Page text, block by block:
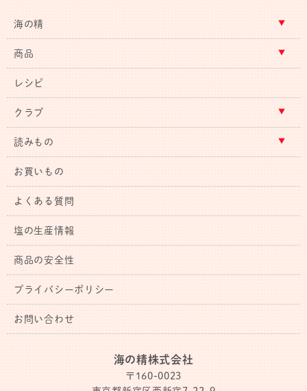
海の精
商品
レシピ
クラブ
読みもの
お買いもの
よくある質問
塩の生産情報
商品の安全性
プライバシーポリシー
お問い合わせ
海の精株式会社
〒160-0023